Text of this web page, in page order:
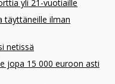
yli 21-vuotiaille
täyttäneille ilman
netissä
jopa 15 000 euroon asti